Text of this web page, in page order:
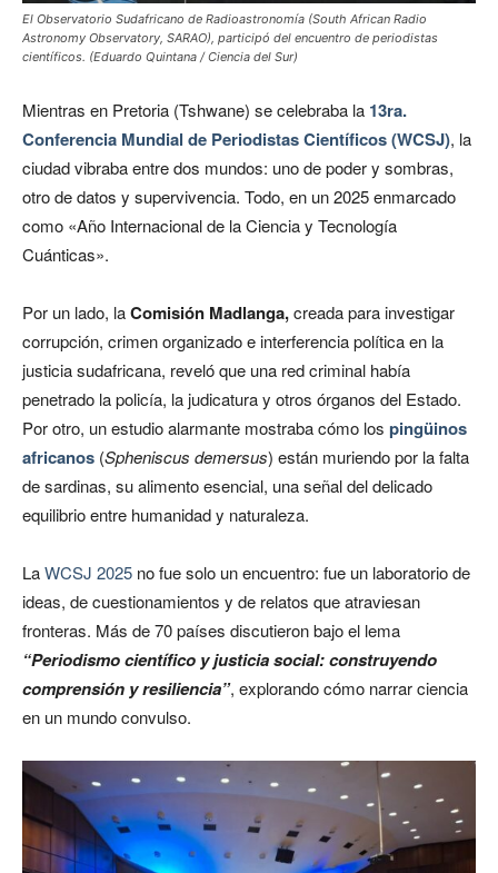
El Observatorio Sudafricano de Radioastronomía (South African Radio
Astronomy Observatory, SARAO), participó del encuentro de periodistas
científicos. (Eduardo Quintana / Ciencia del Sur)
Mientras en Pretoria (Tshwane) se celebraba la 13ra.
Conferencia Mundial de Periodistas Científicos (WCSJ), la
ciudad vibraba entre dos mundos: uno de poder y sombras,
otro de datos y supervivencia. Todo, en un 2025 enmarcado
como «Año Internacional de la Ciencia y Tecnología
Cuánticas».
Por un lado, laComisión Madlanga,creada para investigar
corrupción, crimen organizado e interferencia política en la
justicia sudafricana, reveló que una red criminal había
penetrado la policía, la judicatura y otros órganos del Estado.
Por otro, un estudio alarmante mostraba cómo los pingüinos
africanos (Spheniscus demersus) están muriendo por la falta
de sardinas, su alimento esencial, una señal del delicado
equilibrio entre humanidad y naturaleza.
LaWCSJ 2025 no fue solo un encuentro: fue un laboratorio de
ideas, de cuestionamientos y de relatos que atraviesan
fronteras. Más de 70 países discutieron bajo el lema
“Periodismo científico y justicia social: construyendo
comprensión y resiliencia”, explorando cómo narrar ciencia
en un mundo convulso.